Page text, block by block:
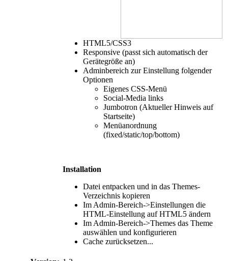
HTML5/CSS3
Responsive (passt sich automatisch der
Gerätegröße an)
Adminbereich zur Einstellung folgender
Optionen
Eigenes CSS-Menü
Social-Media links
Jumbotron (Aktueller Hinweis auf
Startseite)
Menüanordnung
(fixed/static/top/bottom)
Installation
Datei entpacken und in das Themes-
Verzeichnis kopieren
Im Admin-Bereich->Einstellungen die
HTML-Einstellung auf HTML5 ändern
Im Admin-Bereich->Themes das Theme
auswählen und konfigurieren
Cache zurücksetzen...